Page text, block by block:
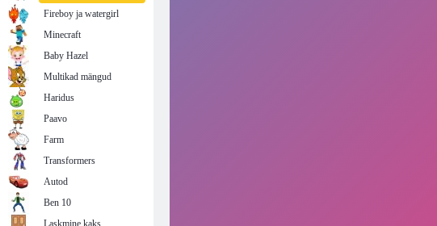
Fireboy ja watergirl
Minecraft
Baby Hazel
Multikad mängud
Haridus
Paavo
Farm
Transformers
Autod
Ben 10
Laskmine kaks